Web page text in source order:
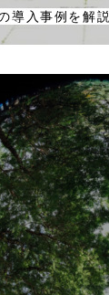
導入事例を解説